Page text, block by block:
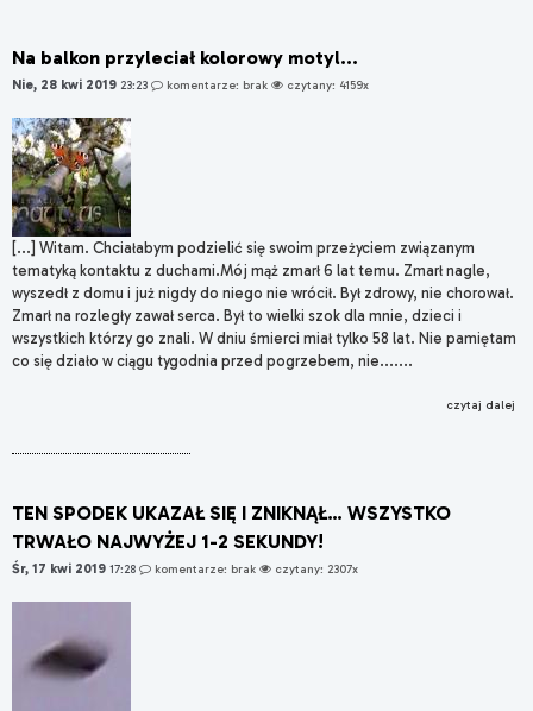
Na balkon przyleciał kolorowy motyl...
Nie, 28 kwi 2019 23:23 komentarze: brak czytany: 4159x
[...] Witam. Chciałabym podzielić się swoim przeżyciem związanym
tematyką kontaktu z duchami.Mój mąż zmarł 6 lat temu. Zmarł nagle,
wyszedł z domu i już nigdy do niego nie wrócił. Był zdrowy, nie chorował.
Zmarł na rozległy zawał serca. Był to wielki szok dla mnie, dzieci i
wszystkich którzy go znali. W dniu śmierci miał tylko 58 lat. Nie pamiętam
co się działo w ciągu tygodnia przed pogrzebem, nie.......
czytaj dalej
TEN SPODEK UKAZAŁ SIĘ I ZNIKNĄŁ… WSZYSTKO
TRWAŁO NAJWYŻEJ 1-2 SEKUNDY!
Śr, 17 kwi 2019 17:28 komentarze: brak czytany: 2307x